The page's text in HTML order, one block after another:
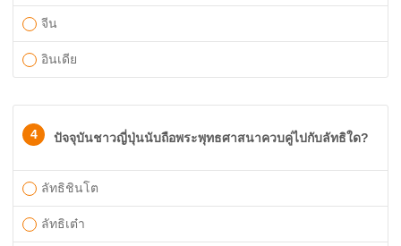
จีน
อินเดีย
4 ปัจจุบันชาวญี่ปุ่นนับถือพระพุทธศาสนาควบคู่ไปกับลัทธิใด?
ลัทธิชินโต
ลัทธิเต๋า